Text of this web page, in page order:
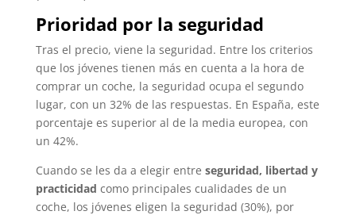
Prioridad por la seguridad
Tras el precio, viene la seguridad. Entre los criterios
que los jóvenes tienen más en cuenta a la hora de
comprar un coche, la seguridad ocupa el segundo
lugar, con un 32% de las respuestas. En España, este
porcentaje es superior al de la media europea, con
un 42%.
Cuando se les da a elegir entre seguridad, libertad y
practicidad como principales cualidades de un
coche, los jóvenes eligen la seguridad (30%), por